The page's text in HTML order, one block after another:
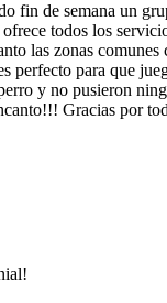
fin de semana un
todos los
las zonas comunes
perfecto para que
y no pusieron
Gracias por